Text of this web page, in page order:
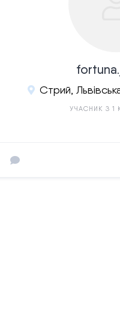
Стрий,
УЧАСНИК З 1